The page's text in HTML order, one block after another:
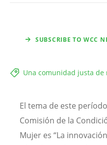
SUBSCRIBE TO WCC
Una comunidad justa de
El tema de este
Comisión de la
Mujer es “La